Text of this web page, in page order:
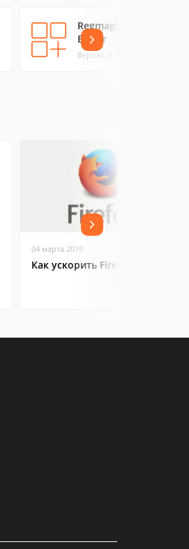
RegmagiK Registry
Editor
Версия: 4.9.15 (1.14 МБ)
04 марта 2019
Как ускорить Firefox